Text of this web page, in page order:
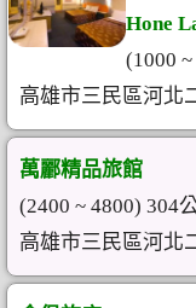
Hone
(1000
高雄市三民區河北
萬酈精品旅館
(2400 ~ 4800) 304
高雄市三民區河北